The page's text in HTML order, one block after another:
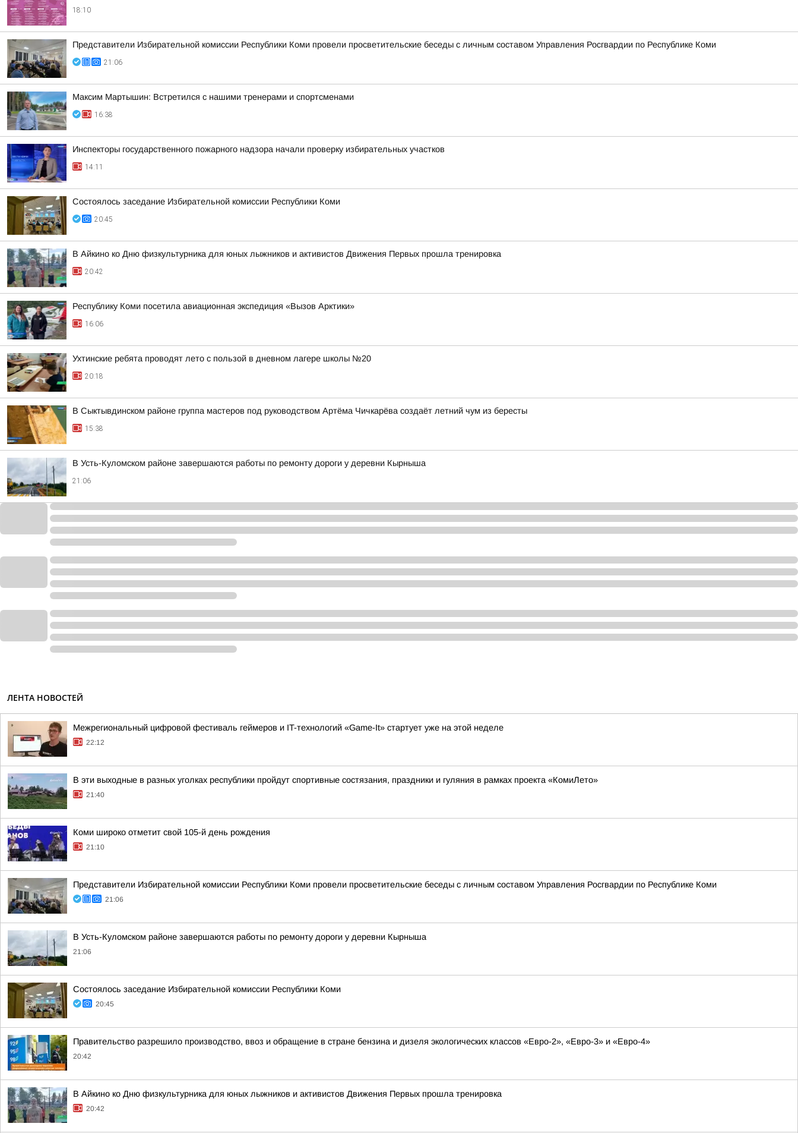
18:10
Представители Избирательной комиссии Республики Коми провели просветительские беседы с личным составом Управления Росгвардии по Республике Коми
21:06
Максим Мартышин: Встретился с нашими тренерами и спортсменами
16:38
Инспекторы государственного пожарного надзора начали проверку избирательных участков
14:11
Состоялось заседание Избирательной комиссии Республики Коми
20:45
В Айкино ко Дню физкультурника для юных лыжников и активистов Движения Первых прошла тренировка
20:42
Республику Коми посетила авиационная экспедиция «Вызов Арктики»
16:06
Ухтинские ребята проводят лето с пользой в дневном лагере школы №20
20:18
В Сыктывдинском районе группа мастеров под руководством Артёма Чичкарёва создаёт летний чум из бересты
15:38
В Усть-Куломском районе завершаются работы по ремонту дороги у деревни Кырныша
21:06
ЛЕНТА НОВОСТЕЙ
Межрегиональный цифровой фестиваль геймеров и IT-технологий «Game-It» стартует уже на этой неделе
22:12
В эти выходные в разных уголках республики пройдут спортивные состязания, праздники и гуляния в рамках проекта «КомиЛето»
21:40
Коми широко отметит свой 105-й день рождения
21:10
Представители Избирательной комиссии Республики Коми провели просветительские беседы с личным составом Управления Росгвардии по Республике Коми
21:06
В Усть-Куломском районе завершаются работы по ремонту дороги у деревни Кырныша
21:06
Состоялось заседание Избирательной комиссии Республики Коми
20:45
Правительство разрешило производство, ввоз и обращение в стране бензина и дизеля экологических классов «Евро-2», «Евро-3» и «Евро-4»
20:42
В Айкино ко Дню физкультурника для юных лыжников и активистов Движения Первых прошла тренировка
20:42